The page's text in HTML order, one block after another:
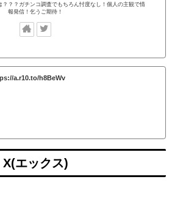
？？？ガチンコ調査でもちろん忖度なし！個人の主観で情
報発信！乞うご期待！
a.r10.to/h8BeWv
X(エックス)